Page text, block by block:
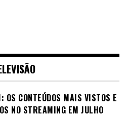
OS CONTEÚDOS MAIS VISTOS E
NO STREAMING EM JULHO